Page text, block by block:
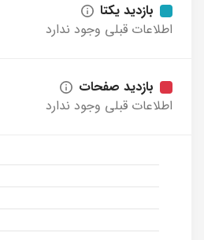
بازدید یکتا
اطلاعات قبلی وجود ندارد
بازدید صفحات
اطلاعات قبلی وجود ندارد